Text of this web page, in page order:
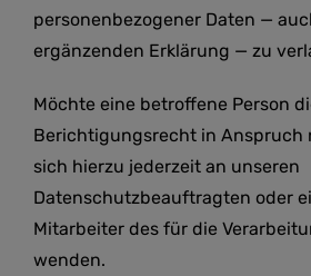
personenbezogener Daten —
ergänzenden Erklärung — zu
Möchte eine betroffene Person
Berichtigungsrecht in Anspruch
sich hierzu jederzeit an unseren
Datenschutzbeauftragten oder
Mitarbeiter des für die
wenden.